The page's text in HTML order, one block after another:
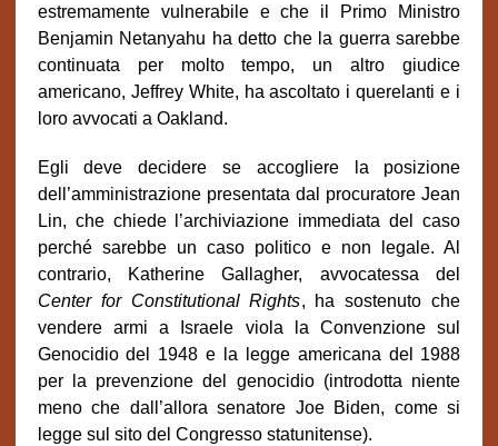
estremamente vulnerabile e che il Primo Ministro
Benjamin Netanyahu ha detto che la guerra sarebbe
continuata per molto tempo, un altro giudice
americano, Jeffrey White, ha ascoltato i querelanti e i
loro avvocati a Oakland.
Egli deve decidere se accogliere la posizione
dell’amministrazione presentata dal procuratore Jean
Lin, che chiede l’archiviazione immediata del caso
perché sarebbe un caso politico e non legale. Al
contrario, Katherine Gallagher, avvocatessa del
Center for Constitutional Rights,
ha sostenuto che
vendere armi a Israele viola la Convenzione sul
Genocidio del 1948 e la legge americana del 1988
per la prevenzione del genocidio (introdotta niente
meno che dall’allora senatore Joe Biden, come si
legge sul sito del Congresso statunitense).